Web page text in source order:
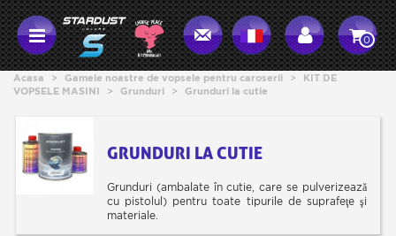
0
Acasa > Gamele noastre de vopsele pentru caroserii >
KIT DE
VOPSELE MASINI
> Grunduri > Grunduri la cutie
GRUNDURI LA CUTIE
Grunduri (ambalate în cutie, care se pulverizează
cu pistolul) pentru toate tipurile de suprafeţe şi
materiale.